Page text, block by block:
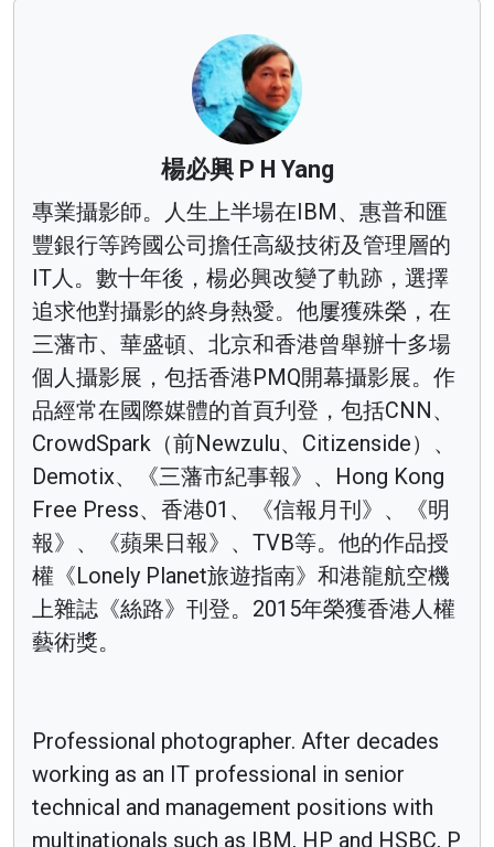
楊必興 P H Yang
專業攝影師。人生上半場在IBM、惠普和匯
豐銀行等跨國公司擔任高級技術及管理層的
IT人。數十年後，楊必興改變了軌跡，選擇
追求他對攝影的終身熱愛。他屢獲殊榮，在
三藩市、華盛頓、北京和香港曾舉辦十多場
個人攝影展，包括香港PMQ開幕攝影展。作
品經常在國際媒體的首頁刋登，包括CNN、
CrowdSpark（前Newzulu、Citizenside）、
Demotix、《三藩市紀事報》、Hong Kong
Free Press、香港01、《信報月刊》、《明
報》、《蘋果日報》、TVB等。他的作品授
權《Lonely Planet旅遊指南》和港龍航空機
上雜誌《絲路》刊登。2015年榮獲香港人權
藝術獎。
Professional photographer. After decades
working as an IT professional in senior
technical and management positions with
multinationals such as IBM, HP and HSBC, P